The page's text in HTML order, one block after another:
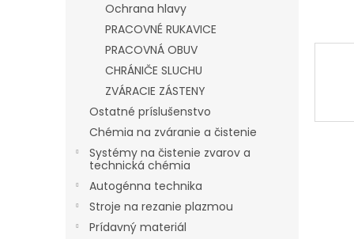
Ochrana hlavy
PRACOVNÉ RUKAVICE
PRACOVNÁ OBUV
CHRÁNIČE SLUCHU
ZVÁRACIE ZÁSTENY
Ostatné príslušenstvo
Chémia na zváranie a čistenie
Systémy na čistenie zvarov a
technická chémia
Autogénna technika
Stroje na rezanie plazmou
Prídavný materiál